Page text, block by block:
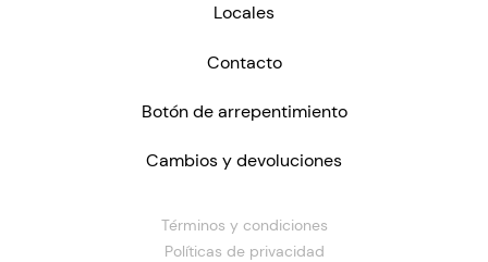
Locales
Contacto
Botón de arrepentimiento
Cambios y devoluciones
Términos y condiciones
Políticas de privacidad